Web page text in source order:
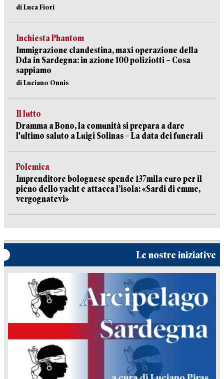
di Luca Fiori
Inchiesta Phantom
Immigrazione clandestina, maxi operazione della
Dda in Sardegna: in azione 100 poliziotti – Cosa
sappiamo
di Luciano Onnis
Il lutto
Dramma a Bono, la comunità si prepara a dare
l'ultimo saluto a Luigi Solinas – La data dei funerali
Polemica
Imprenditore bolognese spende 137mila euro per il
pieno dello yacht e attacca l’isola: «Sardi di emme,
vergognatevi»
Le nostre iniziative